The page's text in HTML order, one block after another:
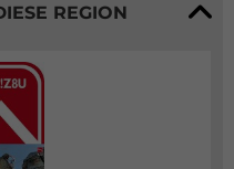
REGION